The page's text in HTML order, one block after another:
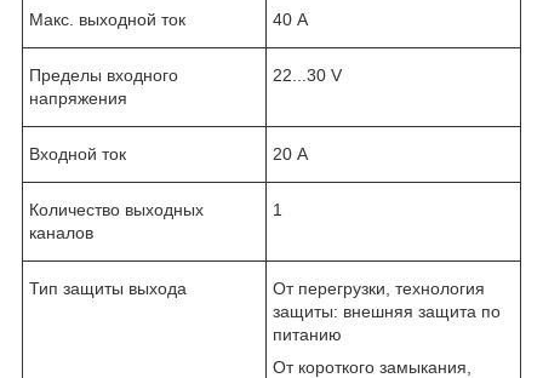
Макс. выходной ток 40 А
Пределы входного
напряжения
22...30 V
Входной ток 20 А
Количество выходных
каналов
1
Тип защиты выхода
От перегрузки, технология
защиты: внешняя защита по
питанию
От короткого замыкания,